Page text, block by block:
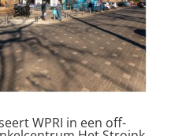
WPRI in een off-